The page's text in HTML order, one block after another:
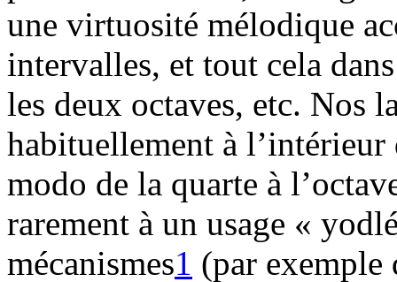
une virtuosité mélodique
intervalles, et tout cela
les deux octaves, etc. Nos
habituellement à
modo de la quarte à
rarement à un usage «
mécanismes1 (par exemple